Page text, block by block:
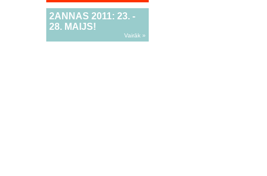
2ANNAS 2011: 23. -
28. MAIJS!
Vairāk »